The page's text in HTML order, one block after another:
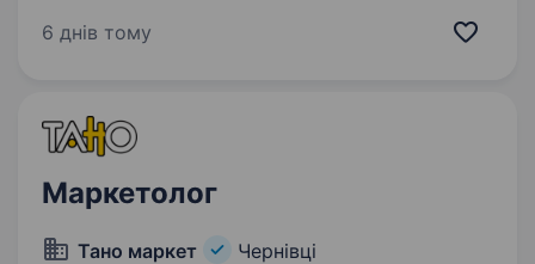
до своєї команди маркетолога, який
та створювати сучасний контент. Основні…
6 днів тому
Маркетолог
Тано маркет Чернівці